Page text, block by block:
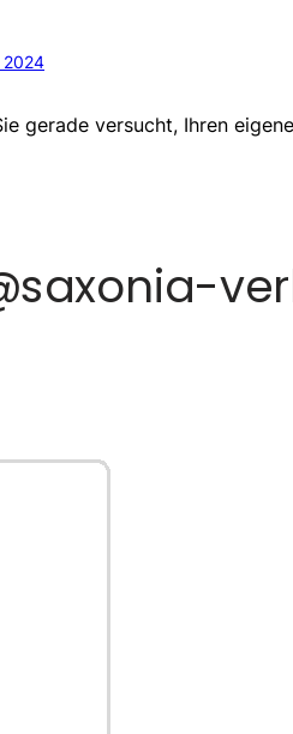
2024
gerade versucht, Ihren